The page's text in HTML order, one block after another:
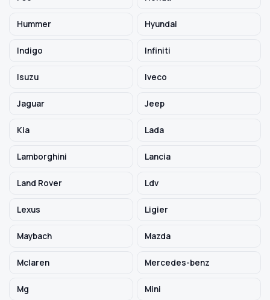
Hummer Hyundai
Indigo Infiniti
Isuzu Iveco
Jaguar Jeep
Kia Lada
Lamborghini Lancia
Land Rover Ldv
Lexus Ligier
Maybach Mazda
Mclaren Mercedes-benz
Mg Mini